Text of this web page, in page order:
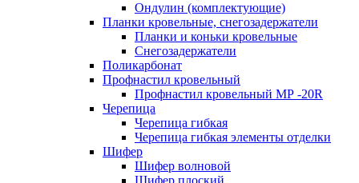
Ондулин (комплектующие)
Планки кровельные, снегозадержатели
Планки и коньки кровельные
Снегозадержатели
Поликарбонат
Профнастил кровельный
Профнастил кровельный МР -20R
Черепица
Черепица гибкая
Черепица гибкая элементы отделки
Шифер
Шифер волновой
Шифер плоский